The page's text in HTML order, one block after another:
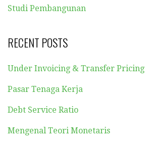
Studi Pembangunan
RECENT POSTS
Under Invoicing & Transfer Pricing
Pasar Tenaga Kerja
Debt Service Ratio
Mengenal Teori Monetaris